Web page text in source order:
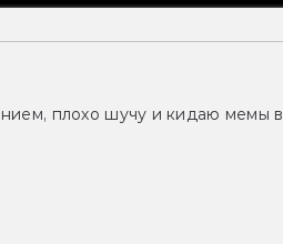
плохо шучу и кидаю мемы в